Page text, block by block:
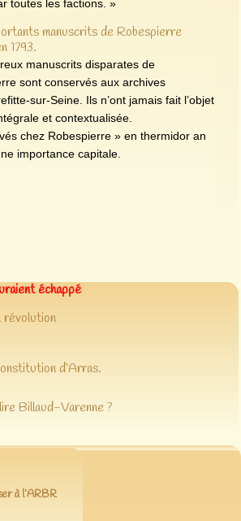
toutes les factions. »
manuscrits de Robespierre
1793.
manuscrits disparates de
sont conservés aux archives
sur-Seine. Ils n’ont jamais fait l’objet
et contextualisée.
chez Robespierre » en thermidor an
importance capitale.
échappé
révolution
d’Arras.
Billaud-Varenne ?
à l’ARBR